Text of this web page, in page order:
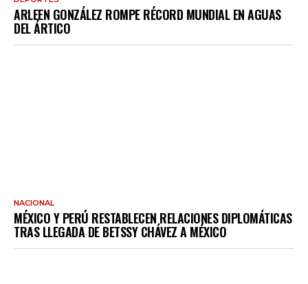
ARLEEN GONZÁLEZ ROMPE RÉCORD MUNDIAL EN AGUAS
DEL ÁRTICO
NACIONAL
MÉXICO Y PERÚ RESTABLECEN RELACIONES DIPLOMÁTICAS
TRAS LLEGADA DE BETSSY CHÁVEZ A MÉXICO